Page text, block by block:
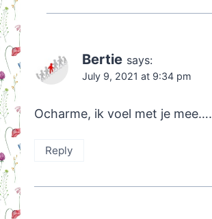
Bertie says:
July 9, 2021 at 9:34 pm
Ocharme, ik voel met je mee….
Reply